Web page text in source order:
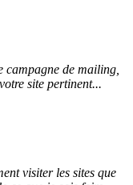
campagne de mailing,
site pertinent...
visiter les sites que